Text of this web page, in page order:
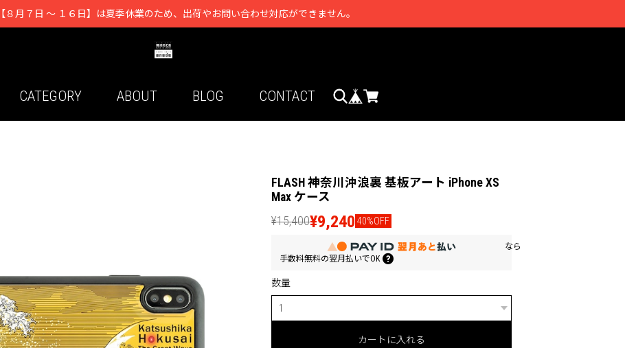
【８月７日 ～ １６日】は夏季休業のため、出荷やお問い合わせ対応ができません。
CATEGORY ABOUT BLOG CONTACT
FLASH 神奈川沖浪裏 基板アート iPhone XS
Max ケース
¥15,400¥9,24040%OFF
なら
手数料無料の翌月払いでOK
数量
カートに入れる